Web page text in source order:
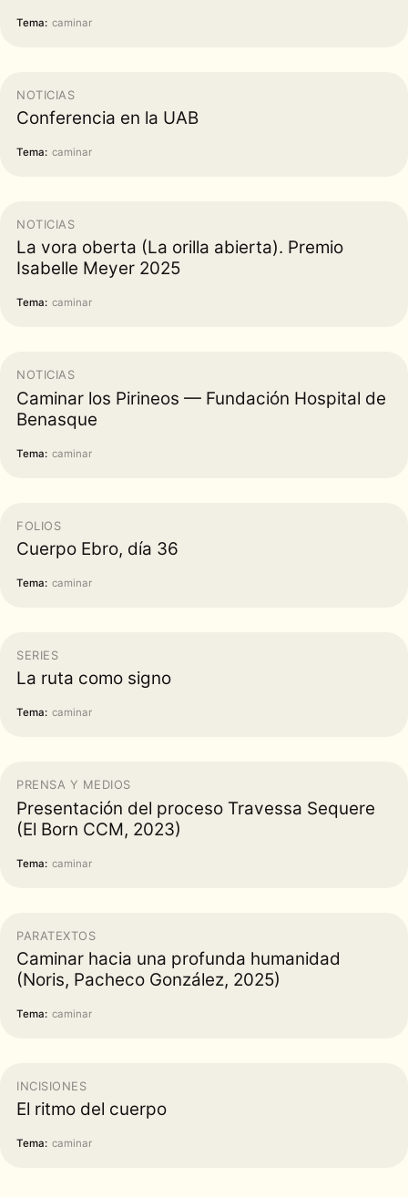
Tema: caminar
NOTICIAS
Conferencia en la UAB
Tema: caminar
NOTICIAS
La vora oberta (La orilla abierta). Premio
Isabelle Meyer 2025
Tema: caminar
NOTICIAS
Caminar los Pirineos — Fundación Hospital de
Benasque
Tema: caminar
FOLIOS
Cuerpo Ebro, día 36
Tema: caminar
SERIES
La ruta como signo
Tema: caminar
PRENSA Y MEDIOS
Presentación del proceso Travessa Sequere
(El Born CCM, 2023)
Tema: caminar
PARATEXTOS
Caminar hacia una profunda humanidad
(Noris, Pacheco González, 2025)
Tema: caminar
INCISIONES
El ritmo del cuerpo
Tema: caminar